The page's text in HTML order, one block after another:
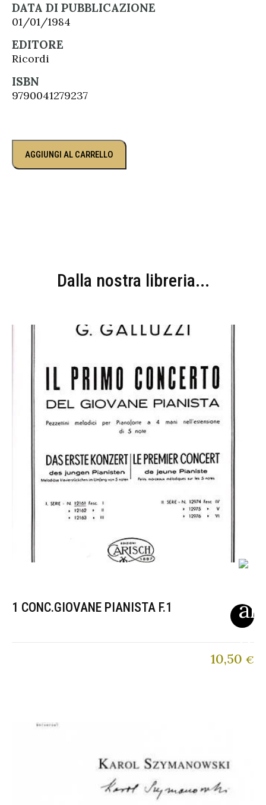
DATA DI PUBBLICAZIONE
01/01/1984
EDITORE
Ricordi
ISBN
9790041279237
AGGIUNGI AL CARRELLO
Dalla nostra libreria...
1 CONC.GIOVANE PIANISTA F.1
10,50 €